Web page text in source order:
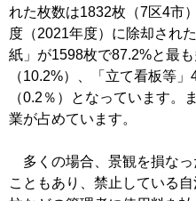
れた枚数は1832枚（7区4市
度（2021年度）に除却され
紙」が1598枚で87.2%と最
（10.2%）、「立て看板等
（0.2％）となっています。
業が占めています。
多くの場合、景観を損なっ
こともあり、禁止している